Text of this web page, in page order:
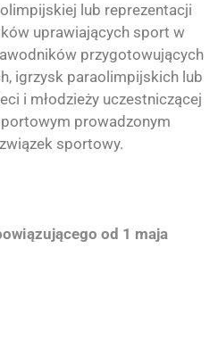
lub reprezentacji
uprawiających sport w
przygotowujących
igrzysk paraolimpijskich lub
i młodzieży uczestniczącej
prowadzonym
sportowy.
od 1 maja